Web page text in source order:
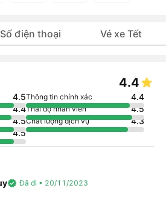
Số điện thoại Vé xe Tết
4.4
4.5Thông tin chính xác 4.4
4.4Thái độ nhân viên 4.5
4.5Chất lượng dịch vụ 4.3
4.5
verified Đã đi • 20/11/2023